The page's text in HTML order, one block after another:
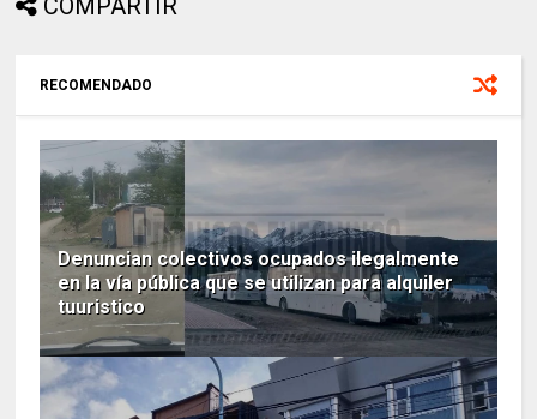
COMPARTIR
RECOMENDADO
Denuncian colectivos ocupados ilegalmente
en la vía pública que se utilizan para alquiler
tuuristico